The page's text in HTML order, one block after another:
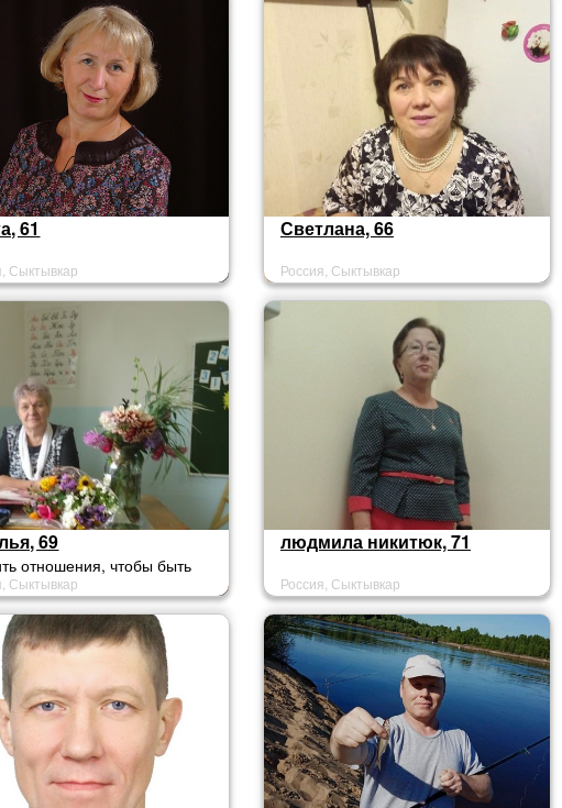
61
Сыктывкар
Светлана, 66
Россия, Сыктывкар
69
отношения, чтобы быть
на первом месте
Сыктывкар
людмила никитюк, 71
Россия, Сыктывкар